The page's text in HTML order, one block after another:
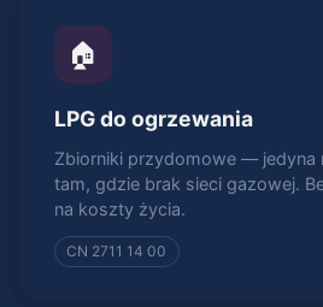
🏠
LPG do ogrzewania
Zbiorniki przydomowe — jedyna
tam, gdzie brak sieci gazowej.
na koszty życia.
CN 2711 14 00